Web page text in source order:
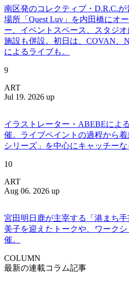
南区発のコレクティブ・D.R.C.
場所「Quest Luv」を内田橋にオ
ー、イベントスペース、スタジ
施設も併設。初日は、COVAN、
によるライブも。
9
ART
Jul 19. 2026 up
イラストレーター・ABEBEによ
催。ライブペイントの過程から
シリーズ」を中心にキャッチーな
10
ART
Aug 06. 2026 up
宮田明日鹿が主宰する「港まち
美子を迎えたトークや、ワーク
催。
COLUMN
最新の連載コラム記事